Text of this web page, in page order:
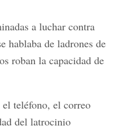
a luchar contra
hablaba de ladrones de
roban la capacidad de
el teléfono, el correo
del latrocinio